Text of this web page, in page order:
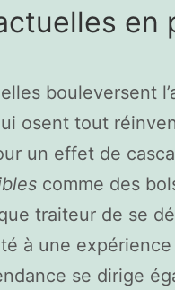
en
bouleversent
osent tout
un effet de
comme des
traiteur de se
à une
se dirige